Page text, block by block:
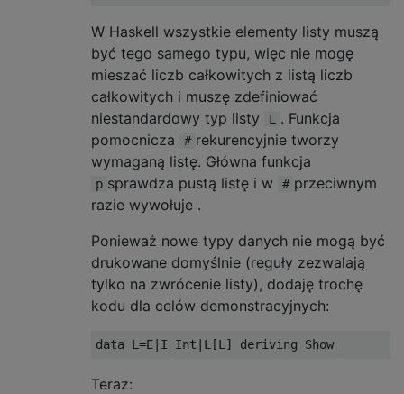
W Haskell wszystkie elementy listy muszą
być tego samego typu, więc nie mogę
mieszać liczb całkowitych z listą liczb
całkowitych i muszę zdefiniować
niestandardowy typ listy
L
. Funkcja
pomocnicza
# rekurencyjnie tworzy
wymaganą listę. Główna funkcja
p sprawdza pustą listę i w # przeciwnym
razie wywołuje .
Ponieważ nowe typy danych nie mogą być
drukowane domyślnie (reguły zezwalają
tylko na zwrócenie listy), dodaję trochę
kodu dla celów demonstracyjnych:
Teraz: